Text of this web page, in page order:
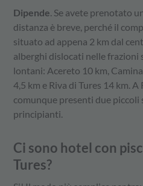
Dipende. Se avete prenotato
distanza è breve, perché il
situato ad appena 2 km dal
alberghi dislocati nelle frazioni
lontani: Acereto 10 km,
4,5 km e Riva di Tures 14 km. A
comunque presenti due piccoli
principianti.
Ci sono hotel con
Tures?